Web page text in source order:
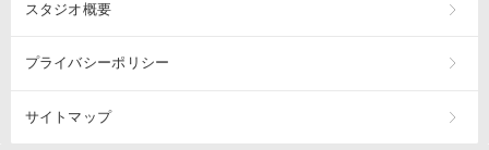
スタジオ概要
プライバシーポリシー
サイトマップ